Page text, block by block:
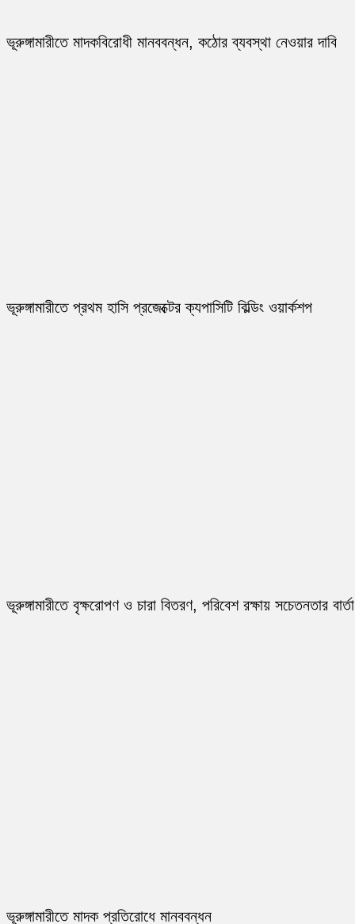
ভূরুঙ্গামারীতে মাদকবিরোধী মানববন্ধন, কঠোর ব্যবস্থা নেওয়ার দাবি
ভূরুঙ্গামারীতে প্রথম হাসি প্রজেক্টের ক্যপাসিটি বিল্ডিং ওয়ার্কশপ
ভূরুঙ্গামারীতে বৃক্ষরোপণ ও চারা বিতরণ, পরিবেশ রক্ষায় সচেতনতার বার্তা
ভূরুঙ্গামারীতে মাদক প্রতিরোধে মানববন্ধন